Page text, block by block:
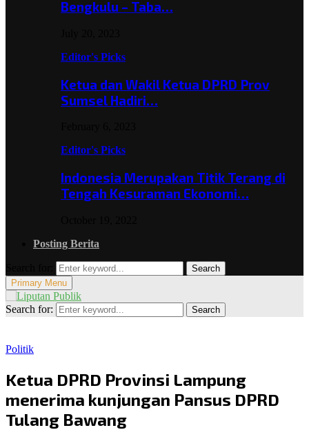
Bengkulu – Taba…
Editor's Picks
Ketua dan Wakil Ketua DPRD Prov
Sumsel Hadiri…
Editor's Picks
Indonesia Merupakan Titik Terang di
Tengah Kesuraman Ekonomi…
Posting Berita
Search
Primary Menu
Search for: Search
Politik
Ketua DPRD Provinsi Lampung
menerima kunjungan Pansus DPRD
Tulang Bawang